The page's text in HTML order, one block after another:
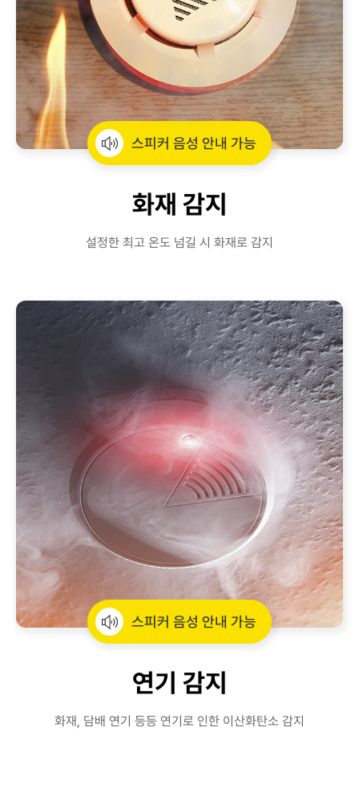
스피커 음성 안내 가능
화재 감지
설정한 최고 온도 넘길 시 화재로 감지
스피커 음성 안내 가능
연기 감지
화재, 담배 연기 등등 연기로 인한 이산화탄소 감지